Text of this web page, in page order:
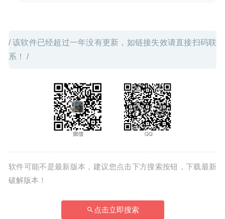
/ 该软件已经超过一年没有更新，如链接失效请直接扫码联
系！ /
软件可能不是最新版本，建议您点击下方搜索按钮，下载最新
破解版本！
点击立即搜索